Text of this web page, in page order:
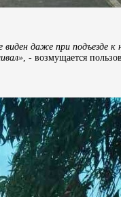
даже при подъезде
, - возмущается